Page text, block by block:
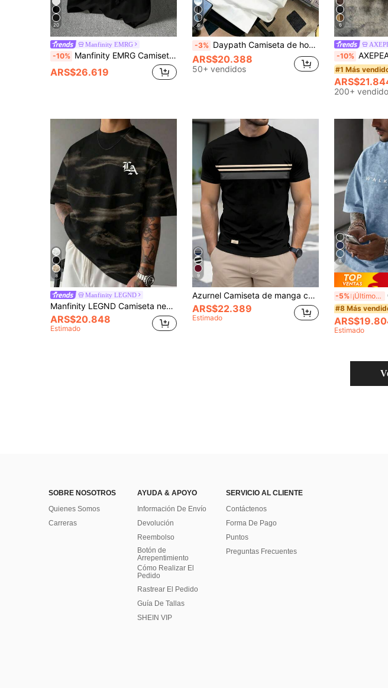
20
Manfinity EMRG
-10% Manfinity EMRG Camiseta de hombre estilo streetwear INS de alta con estampado completo cruzado, bordado tipo toalla, casual diario, regalo para novio o esposo, regalo de aniversario
ARS$26.619
6
-3% Daypath Camiseta de hombre con degradado azul-blanco y logotipo, top casual de calle, ideal para la calle, salidas, fiestas & uso diario, vacaciones
ARS$20.388
50+ vendidos
6
-10% AXEPEAK Camiseta
#1 Más
200+
8
Manfinity LEGND
Manfinity LEGND Camiseta negra oversize de verano para hombre, estampado de letras góticas LA con patrón de nube de humo, streetwear negro camuflaje vintage de manga corta, estilo hip hop para escapada urbana
ARS$20.848
Estimado
9
Azurnel Camiseta de manga corta con estampado de rayas de contraste y parches, de estilo casual y elegante para hombres, de corte slim, esencial para citas y reuniones, adecuada como regalo para el novio
ARS$22.389
Estimado
8
-5% ¡Últimos 3 días
#8 Más
Estimado
SOBRE NOSOTROS
Quienes Somos
Carreras
AYUDA & APOYO
Información De Envío
Devolución
Reembolso
Botón de
Arrepentimiento
Cómo Realizar El
Pedido
Rastrear El Pedido
Guía De Tallas
SHEIN VIP
SERVICIO AL CLIENTE
Contáctenos
Forma De Pago
Puntos
Preguntas Frecuentes